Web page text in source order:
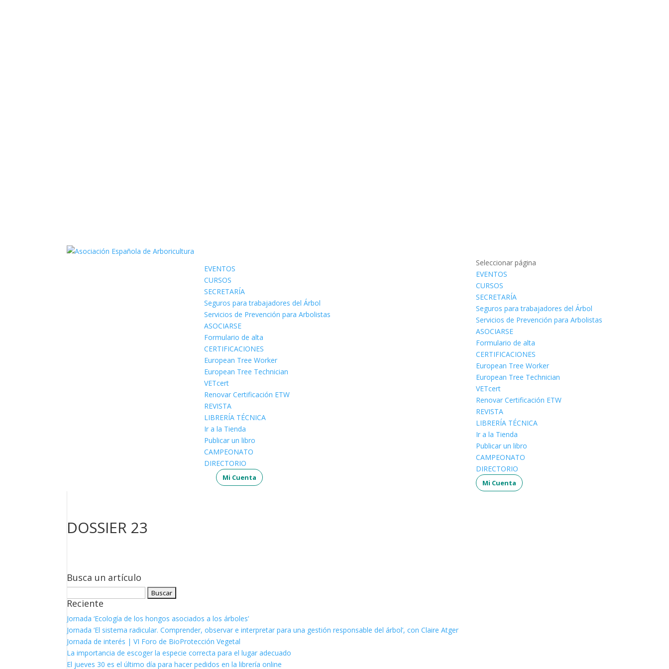
EVENTOS
CURSOS
SECRETARÍA
Seguros para trabajadores del Árbol
Servicios de Prevención para Arbolistas
ASOCIARSE
Formulario de alta
CERTIFICACIONES
European Tree Worker
European Tree Technician
VETcert
Renovar Certificación ETW
REVISTA
LIBRERÍA TÉCNICA
Ir a la Tienda
Publicar un libro
CAMPEONATO
DIRECTORIO
Mi Cuenta
Seleccionar página
EVENTOS
CURSOS
SECRETARÍA
Seguros para trabajadores del Árbol
Servicios de Prevención para Arbolistas
ASOCIARSE
Formulario de alta
CERTIFICACIONES
European Tree Worker
European Tree Technician
VETcert
Renovar Certificación ETW
REVISTA
LIBRERÍA TÉCNICA
Ir a la Tienda
Publicar un libro
CAMPEONATO
DIRECTORIO
Mi Cuenta
DOSSIER 23
Busca un artículo
Reciente
Jornada ‘Ecología de los hongos asociados a los árboles’
Jornada ‘El sistema radicular. Comprender, observar e interpretar para una gestión responsable del árbol’, con Claire Atger
Jornada de interés | VI Foro de BioProtección Vegetal
La importancia de escoger la especie correcta para el lugar adecuado
El jueves 30 es el último día para hacer pedidos en la librería online